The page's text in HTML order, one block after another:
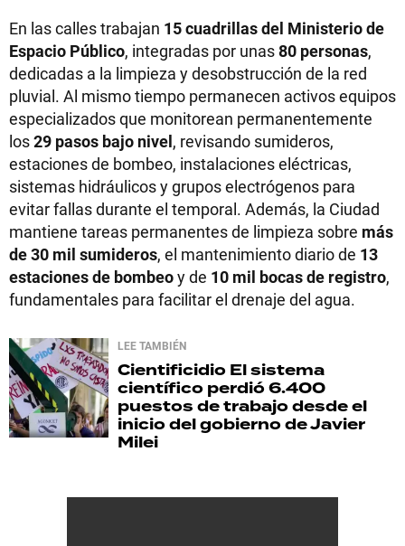
En las calles trabajan 15 cuadrillas del Ministerio de
Espacio Público, integradas por unas80 personas,
dedicadas a la limpieza y desobstrucción de la red
pluvial. Al mismo tiempo permanecen activos equipos
especializados que monitorean permanentemente
los29 pasos bajo nivel, revisando sumideros,
estaciones de bombeo, instalaciones eléctricas,
sistemas hidráulicos y grupos electrógenos para
evitar fallas durante el temporal. Además, la Ciudad
mantiene tareas permanentes de limpieza sobre más
de 30 mil sumideros, el mantenimiento diario de 13
estaciones de bombeoy de 10 mil bocas de registro,
fundamentales para facilitar el drenaje del agua.
LEE TAMBIÉN
Cientificidio El sistema
científico perdió 6.400
puestos de trabajo desde el
inicio del gobierno de Javier
Milei